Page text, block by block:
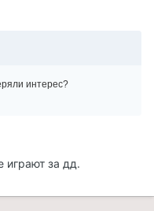
интерес?
играют за дд.